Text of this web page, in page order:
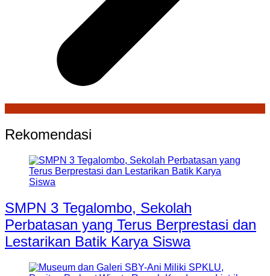
Rekomendasi
SMPN 3 Tegalombo, Sekolah
Perbatasan yang Terus Berprestasi dan
Lestarikan Batik Karya Siswa